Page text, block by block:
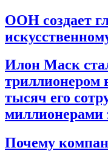
ООН создает
Илон Маск
триллионером
тысяч его
миллионерами
Почему